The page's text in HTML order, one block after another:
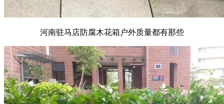
河南驻马店防腐木花箱户外质量都有那些